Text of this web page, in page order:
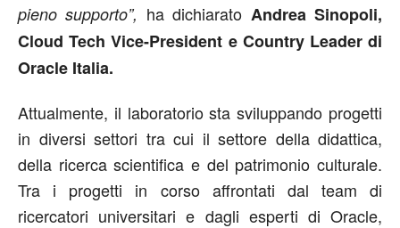
pieno supporto”, ha dichiarato Andrea Sinopoli,
Cloud Tech Vice-President e Country Leader di
Oracle Italia.
Attualmente, il laboratorio sta sviluppando progetti
in diversi settori tra cui il settore della didattica,
della ricerca scientifica e del patrimonio culturale.
Tra i progetti in corso affrontati dal team di
ricercatori universitari e dagli esperti di Oracle,